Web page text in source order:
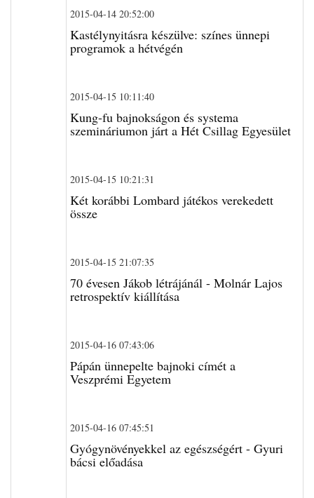
2015-04-14 20:52:00
Kastélynyitásra készülve: színes ünnepi
programok a hétvégén
2015-04-15 10:11:40
Kung-fu bajnokságon és systema
szemináriumon járt a Hét Csillag Egyesület
2015-04-15 10:21:31
Két korábbi Lombard játékos verekedett
össze
2015-04-15 21:07:35
70 évesen Jákob létrájánál - Molnár Lajos
retrospektív kiállítása
2015-04-16 07:43:06
Pápán ünnepelte bajnoki címét a
Veszprémi Egyetem
2015-04-16 07:45:51
Gyógynövényekkel az egészségért - Gyuri
bácsi előadása